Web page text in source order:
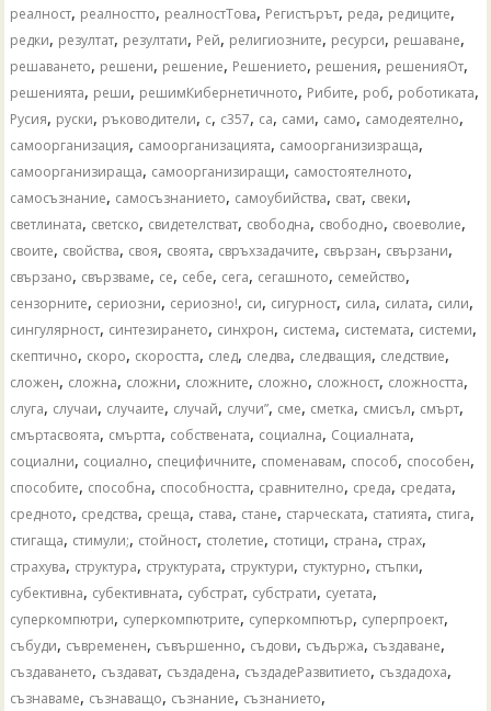
реалност, реалностто, реалностТова, Регистърът, реда, редиците,
редки, резултат, резултати, Рей, религиозните, ресурси, решаване,
решаването, решени, решение, Решението, решения, решенияОт,
решенията, реши, решимКибернетичното, Рибите, роб, роботиката,
Русия, руски, ръководители, с, с357, са, сами, само, самодеятелно,
самоорганизация, самоорганизацията, самоорганизизраща,
самоорганизираща, самоорганизиращи, самостоятелното,
самосъзнание, самосъзнанието, самоубийства, сват, свеки,
светлината, светско, свидетелстват, свободна, свободно, своеволие,
своите, свойства, своя, своята, свръхзадачите, свързан, свързани,
свързано, свързваме, се, себе, сега, сегашното, семейство,
сензорните, сериозни, сериозно!, си, сигурност, сила, силата, сили,
сингулярност, синтезирането, синхрон, система, системата, системи,
скептично, скоро, скоростта, след, следва, следващия, следствие,
сложен, сложна, сложни, сложните, сложно, сложност, сложността,
слуга, случаи, случаите, случай, случи”, сме, сметка, смисъл, смърт,
смъртасвоята, смъртта, собствената, социална, Социалната,
социални, социално, специфичните, споменавам, способ, способен,
способите, способна, способността, сравнително, среда, средата,
средното, средства, среща, става, стане, старческата, статията, стига,
стигаща, стимули;, стойност, столетие, стотици, страна, страх,
страхува, структура, структурата, структури, стуктурно, стъпки,
субективна, субективната, субстрат, субстрати, суетата,
суперкомпютри, суперкомпютрите, суперкомпютър, суперпроект,
събуди, съвременен, съвършенно, съдови, съдържа, създаване,
създаването, създават, създадена, създадеРазвитието, създадоха,
съзнаваме, съзнаващо, съзнание, съзнанието,